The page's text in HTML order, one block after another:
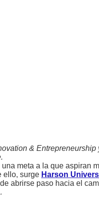
&
meta a la que aspiran
ello, surge Harson
abrirse paso hacia el
.